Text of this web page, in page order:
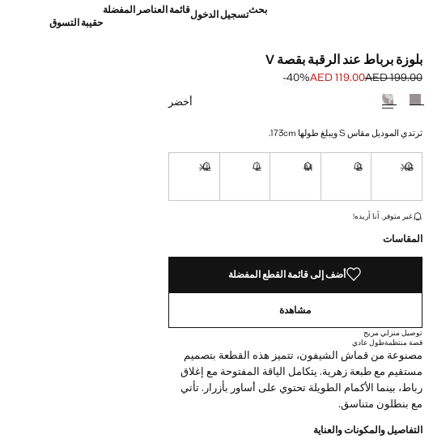
بحثتسجيل الدخولقائمة العناصر المفضلة
حقيبة التسوق
بلوزة برباط عند الرقبة بقصة V
السعر الأول محذوف [AED 199.00 ]
AED 199.00
السعر الحالي [AED 119.00 ]AED 119.00
‎-40‎%‎
حدد اللون
أخضر
ترتدي الموديل مقاس S ويبلغ طولها 173cm.
XS
S
M
L
XL
القطع الأخيرة!
غير متوفر. أنا أريده!
المقاسات
أضف إلى قائمة القطع المفضلة
مشاهدة
توصيل منزلي مريح
قصة منتظمةطول عادي
مصنوعة من قماش الشيفون، تتميز هذه القطعة بتصميم
مستقيم مع طبعة زهرية. يتكامل الياقة المفتوحة مع إغلاق
رباط، بينما الأكمام الطويلة تحتوي على أساور بأزرار. تأتي
مع بنطلون متناسق.
التفاصيل والمكونات والعناية